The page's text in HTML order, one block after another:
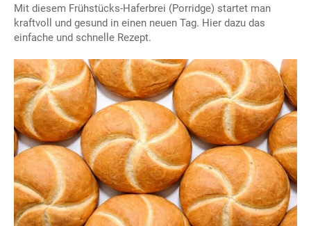
Mit diesem Frühstücks-Haferbrei (Porridge) startet man
kraftvoll und gesund in einen neuen Tag. Hier dazu das
einfache und schnelle Rezept.